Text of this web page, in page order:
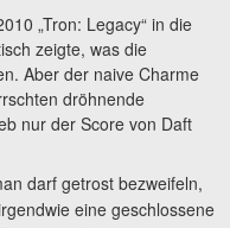
„Tron: Legacy“ in die
zeigte, was die
Aber der naive Charme
dröhnende
nur der Score von Daft
darf getrost bezweifeln,
eine geschlossene